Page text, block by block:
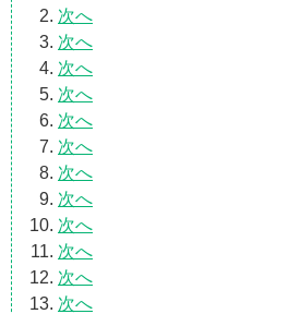
次へ
次へ
次へ
次へ
次へ
次へ
次へ
次へ
次へ
次へ
次へ
次へ